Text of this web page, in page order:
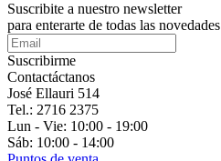
Suscribite a nuestro newsletter
para enterarte de todas las novedades
Suscribirme
Contactáctanos
José Ellauri 514
Tel.: 2716 2375
Lun - Vie: 10:00 - 19:00
Sáb: 10:00 - 14:00